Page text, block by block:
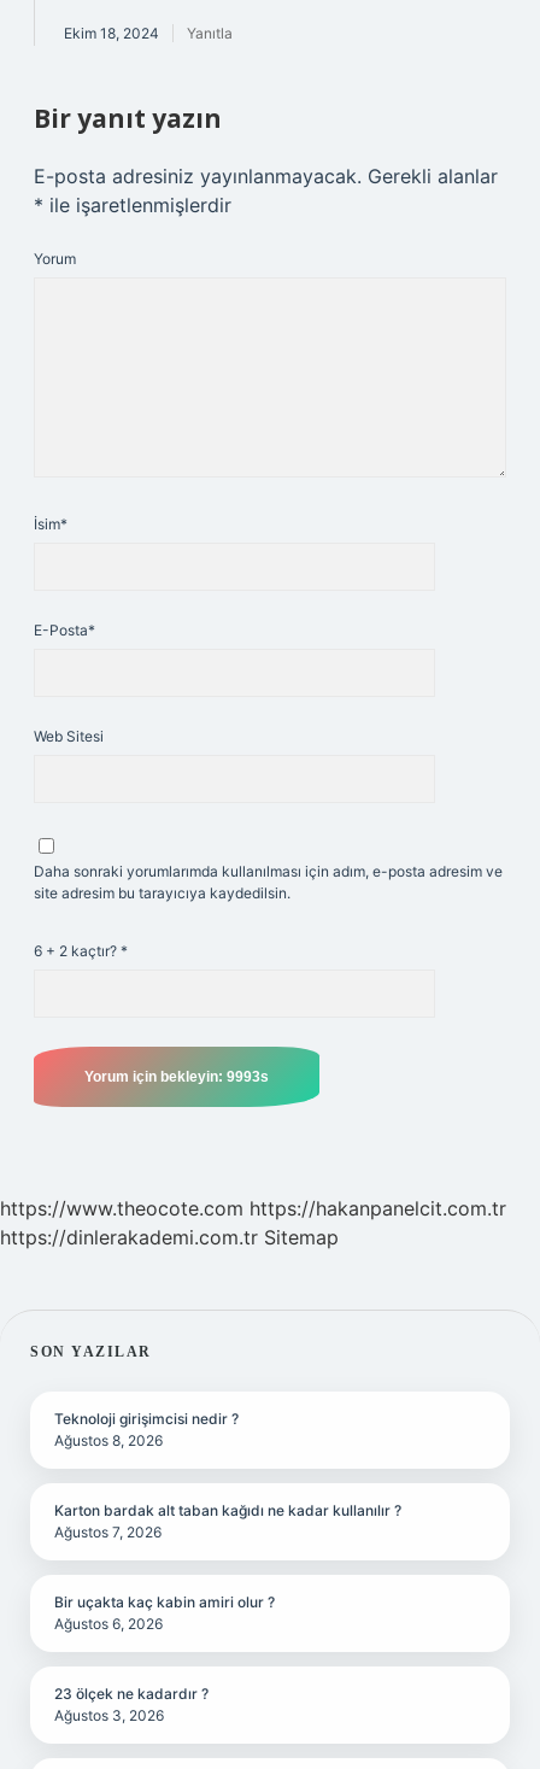
Ekim 18, 2024 Yanıtla
Bir yanıt yazın
E-posta adresiniz yayınlanmayacak. Gerekli alanlar
* ile işaretlenmişlerdir
Yorum
İsim*
E-Posta*
Web Sitesi
Daha sonraki yorumlarımda kullanılması için adım, e-posta adresim ve
site adresim bu tarayıcıya kaydedilsin.
6 + 2 kaçtır? *
https://www.theocote.com https://hakanpanelcit.com.tr
https://dinlerakademi.com.tr Sitemap
SIDEBAR
SON YAZILAR
Teknoloji girişimcisi nedir ?
Ağustos 8, 2026
Karton bardak alt taban kağıdı ne kadar kullanılır ?
Ağustos 7, 2026
Bir uçakta kaç kabin amiri olur ?
Ağustos 6, 2026
23 ölçek ne kadardır ?
Ağustos 3, 2026